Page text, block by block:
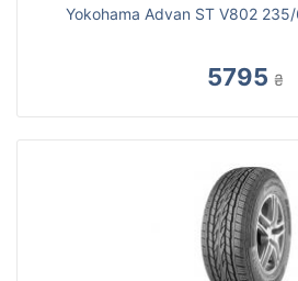
Yokohama Advan ST V802 235/
5795 ₴